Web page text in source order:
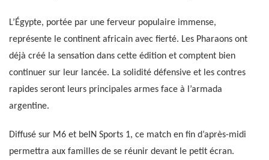
L’Égypte, portée par une ferveur populaire immense,
représente le continent africain avec fierté. Les Pharaons ont
déjà créé la sensation dans cette édition et comptent bien
continuer sur leur lancée. La solidité défensive et les contres
rapides seront leurs principales armes face à l’armada
argentine.
Diffusé sur M6 et beIN Sports 1, ce match en fin d’après-midi
permettra aux familles de se réunir devant le petit écran.